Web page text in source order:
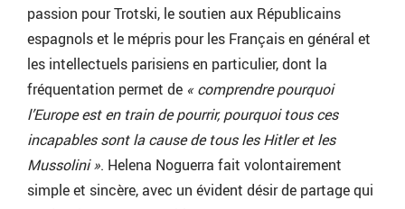
passion pour Trotski, le soutien aux Républicains
espagnols et le mépris pour les Français en général et
les intellectuels parisiens en particulier, dont la
fréquentation permet de « comprendre pourquoi
l’Europe est en train de pourrir, pourquoi tous ces
incapables sont la cause de tous les Hitler et les
Mussolini ». Helena Noguerra fait volontairement
simple et sincère, avec un évident désir de partage qui